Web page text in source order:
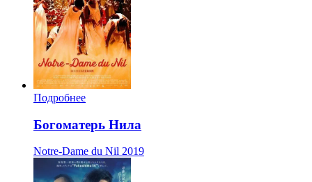
Подробнее
Богоматерь Нила
Notre-Dame du Nil 2019